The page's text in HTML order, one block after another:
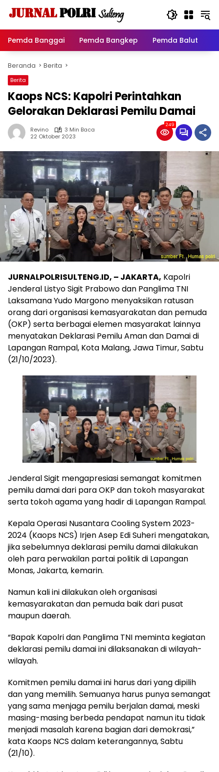
Pemda Banggai
Pemda Bangkep Pemda Balut
Beranda Berita
Berita
Kaops NCS: Kapolri Perintahkan
Gelorakan Deklarasi Pemilu Damai
Revino
3 Min Baca
22 Oktober 2023
249
JURNALPOLRISULTENG.ID, – JAKARTA, Kapolri
Jenderal Listyo Sigit Prabowo dan Panglima TNI
Laksamana Yudo Margono menyaksikan ratusan
orang dari organisasi kemasyarakatan dan pemuda
(OKP) serta berbagai elemen masyarakat lainnya
menyatakan Deklarasi Pemilu Aman dan Damai di
Lapangan Rampal, Kota Malang, Jawa Timur, Sabtu
(21/10/2023).
Jenderal Sigit mengapresiasi semangat komitmen
pemilu damai dari para OKP dan tokoh masyarakat
serta tokoh agama yang hadir di Lapangan Rampal.
Kepala Operasi Nusantara Cooling System 2023-
2024 (Kaops NCS) Irjen Asep Edi Suheri mengatakan,
jika sebelumnya deklarasi pemilu damai dilakukan
oleh para perwakilan partai politik di Lapangan
Monas, Jakarta, kemarin.
Namun kali ini dilakukan oleh organisasi
kemasyarakatan dan pemuda baik dari pusat
maupun daerah.
“Bapak Kapolri dan Panglima TNI meminta kegiatan
deklarasi pemilu damai ini dilaksanakan di wilayah-
wilayah.
Komitmen pemilu damai ini harus dari yang dipilih
dan yang memilih. Semuanya harus punya semangat
yang sama menjaga pemilu berjalan damai, meski
masing-masing berbeda pendapat namun itu tidak
menjadi masalah karena bagian dari demokrasi,”
kata Kaops NCS dalam keterangannya, Sabtu
(21/10).